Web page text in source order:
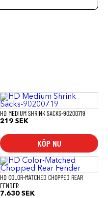
HD MEDIUM SHRINK SACKS-90200719
219 SEK
KÖP NU
HD COLOR-MATCHED CHOPPED REAR
FENDER
7.630 SEK